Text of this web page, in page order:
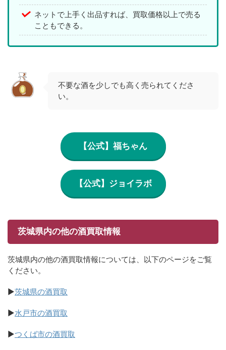
ネットで上手く出品すれば、買取価格以上で売る
こともできる。
不要な酒を少しでも高く売られてくださ
い。
【公式】福ちゃん
【公式】ジョイラボ
茨城県内の他の酒買取情報
茨城県内の他の酒買取情報については、以下のページをご覧
ください。
▶茨城県の酒買取
▶水戸市の酒買取
▶つくば市の酒買取